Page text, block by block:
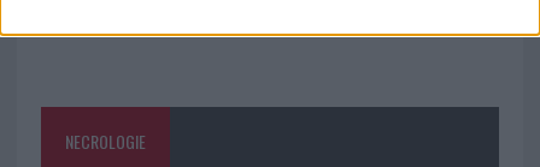
NECROLOGIE